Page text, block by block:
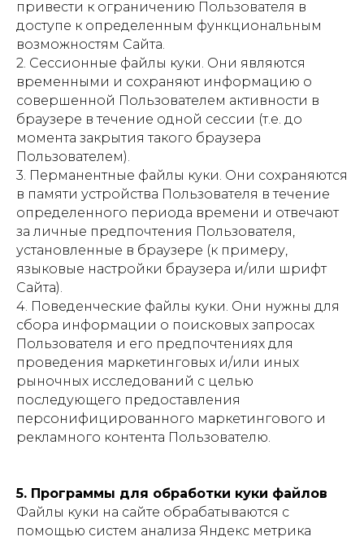
привести к ограничению Пользователя в
доступе к определенным функциональным
возможностям Сайта.
2. Сессионные файлы куки. Они являются
временными и сохраняют информацию о
совершенной Пользователем активности в
браузере в течение одной сессии (т.е. до
момента закрытия такого браузера
Пользователем).
3. Перманентные файлы куки. Они сохраняются
в памяти устройства Пользователя в течение
определенного периода времени и отвечают
за личные предпочтения Пользователя,
установленные в браузере (к примеру,
языковые настройки браузера и/или шрифт
Сайта).
4. Поведенческие файлы куки. Они нужны для
сбора информации о поисковых запросах
Пользователя и его предпочтениях для
проведения маркетинговых и/или иных
рыночных исследований с целью
последующего предоставления
персонифицированного маркетингового и
рекламного контента Пользователю.
5. Программы для обработки куки файлов
Файлы куки на сайте обрабатываются с
помощью систем анализа Яндекс метрика